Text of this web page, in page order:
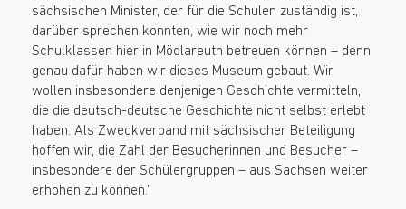
sächsischen Minister, der für die Schulen zuständig ist,
darüber sprechen konnten, wie wir noch mehr
Schulklassen hier in Mödlareuth betreuen können – denn
genau dafür haben wir dieses Museum gebaut. Wir
wollen insbesondere denjenigen Geschichte vermitteln,
die die deutsch-deutsche Geschichte nicht selbst erlebt
haben. Als Zweckverband mit sächsischer Beteiligung
hoffen wir, die Zahl der Besucherinnen und Besucher –
insbesondere der Schülergruppen – aus Sachsen weiter
erhöhen zu können.“